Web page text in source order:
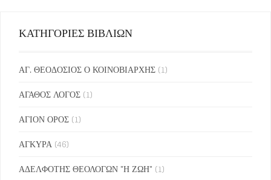
ΚΑΤΗΓΟΡΙΕΣ ΒΙΒΛΙΩΝ
ΑΓ. ΘΕΟΔΟΣΙΟΣ Ο ΚΟΙΝΟΒΙΑΡΧΗΣ (1)
ΑΓΑΘΟΣ ΛΟΓΟΣ (1)
ΑΓΙΟΝ ΟΡΟΣ (1)
ΑΓΚΥΡΑ (46)
ΑΔΕΛΦΟΤΗΣ ΘΕΟΛΟΓΩΝ "Η ΖΩΗ" (1)